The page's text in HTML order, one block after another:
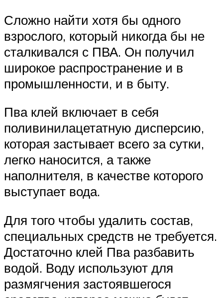
Сложно найти хотя бы одного
взрослого, который никогда бы не
сталкивался с ПВА. Он получил
широкое распространение и в
промышленности, и в быту.
Пва клей включает в себя
поливинилацетатную дисперсию,
которая застывает всего за сутки,
легко наносится, а также
наполнителя, в качестве которого
выступает вода.
Для того чтобы удалить состав,
специальных средств не требуется.
Достаточно клей Пва разбавить
водой. Воду используют для
размягчения застоявшегося